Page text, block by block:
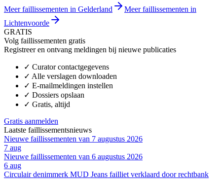
Meer faillissementen in Gelderland
Meer faillissementen in
Lichtenvoorde
GRATIS
Volg faillissementen gratis
Registreer en ontvang meldingen bij nieuwe publicaties
✓ Curator contactgegevens
✓ Alle verslagen downloaden
✓ E-mailmeldingen instellen
✓ Dossiers opslaan
✓ Gratis, altijd
Gratis aanmelden
Laatste faillissementsnieuws
Nieuwe faillissementen van 7 augustus 2026
7 aug
Nieuwe faillissementen van 6 augustus 2026
6 aug
Circulair denimmerk MUD Jeans failliet verklaard door rechtbank